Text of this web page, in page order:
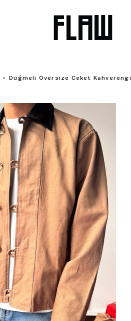
Düğmeli Oversize Ceket Kahverengi